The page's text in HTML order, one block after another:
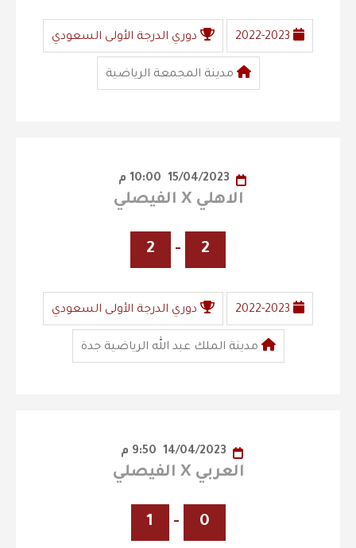
2022-2023 دوري الدرجة الأولى السعودي
مدينة المجمعة الرياضية
الاهلي X الفيصلي
2
-
2
2022-2023 دوري الدرجة الأولى السعودي
مدينة الملك عبد الله الرياضية جدة
العربي X الفيصلي
0
-
1